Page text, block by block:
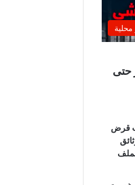
محلية
حتى
قرض